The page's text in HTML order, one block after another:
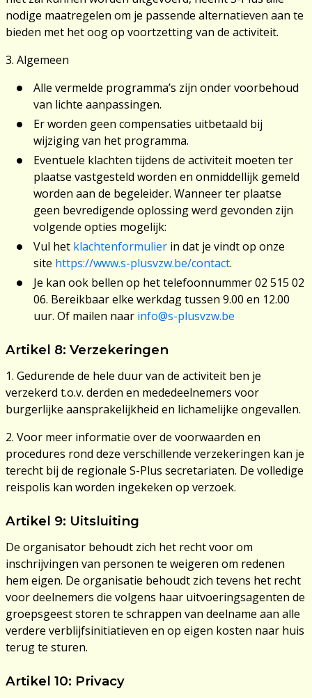
nodige maatregelen om je passende alternatieven aan te
bieden met het oog op voortzetting van de activiteit.
3. Algemeen
Alle vermelde programma’s zijn onder voorbehoud
van lichte aanpassingen.
Er worden geen compensaties uitbetaald bij
wijziging van het programma.
Eventuele klachten tijdens de activiteit moeten ter
plaatse vastgesteld worden en onmiddellijk gemeld
worden aan de begeleider. Wanneer ter plaatse
geen bevredigende oplossing werd gevonden zijn
volgende opties mogelijk:
Vul het klachtenformulier in dat je vindt op onze
site https://www.s-plusvzw.be/contact.
Je kan ook bellen op het telefoonnummer 02 515 02
06. Bereikbaar elke werkdag tussen 9.00 en 12.00
uur. Of mailen naar info@s-plusvzw.be
Artikel 8: Verzekeringen
1. Gedurende de hele duur van de activiteit ben je
verzekerd t.o.v. derden en mededeelnemers voor
burgerlijke aansprakelijkheid en lichamelijke ongevallen.
2. Voor meer informatie over de voorwaarden en
procedures rond deze verschillende verzekeringen kan je
terecht bij de regionale S-Plus secretariaten. De volledige
reispolis kan worden ingekeken op verzoek.
Artikel 9: Uitsluiting
De organisator behoudt zich het recht voor om
inschrijvingen van personen te weigeren om redenen
hem eigen. De organisatie behoudt zich tevens het recht
voor deelnemers die volgens haar uitvoeringsagenten de
groepsgeest storen te schrappen van deelname aan alle
verdere verblijfsinitiatieven en op eigen kosten naar huis
terug te sturen.
Artikel 10: Privacy